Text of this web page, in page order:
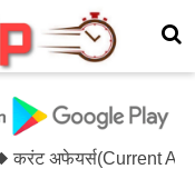
अफेयर्स(Current